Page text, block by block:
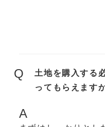
Q
土地を購入する
ってもらえます
A